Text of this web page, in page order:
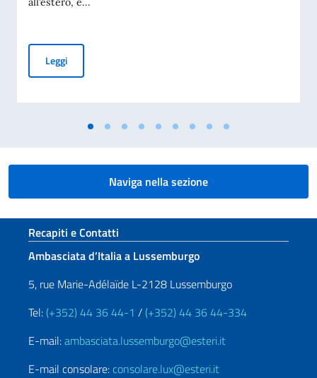
LeggiELEZIONI COMITES 2026 – MAPPATURA DELLE
Naviga nella sezione
Sezione footer
Recapiti e Contatti
Ambasciata d’Italia a Lussemburgo
5, rue Marie-Adélaïde L-2128 Lussemburgo
Tel: (+352) 44 36 44-1 / (+352) 44 36 44-334
E-mail:ambasciata.lussemburgo@esteri.it
E-mail consolare: consolare.lux@esteri.it